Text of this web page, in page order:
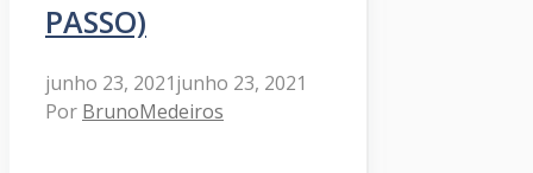
PASSO)
junho 23, 2021junho 23, 2021
Por BrunoMedeiros